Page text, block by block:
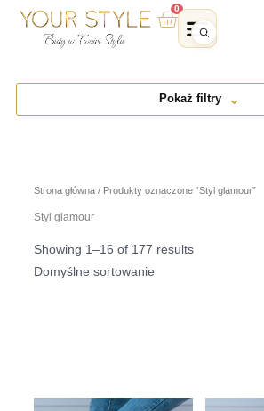
0
Wózek
Pokaż filtry
Strona główna / Produkty oznaczone “Styl glamour”
Styl glamour
Showing 1–16 of 177 results